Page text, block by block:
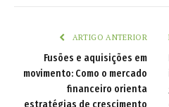
ARTIGO ANTERIOR
Fusões e aquisições em
movimento: Como o mercado
financeiro orienta
estratégias de crescimento